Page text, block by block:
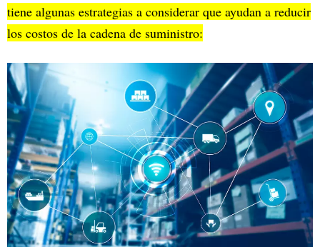
tiene algunas estrategias a considerar que ayudan a reducir
los costos de la cadena de suministro: